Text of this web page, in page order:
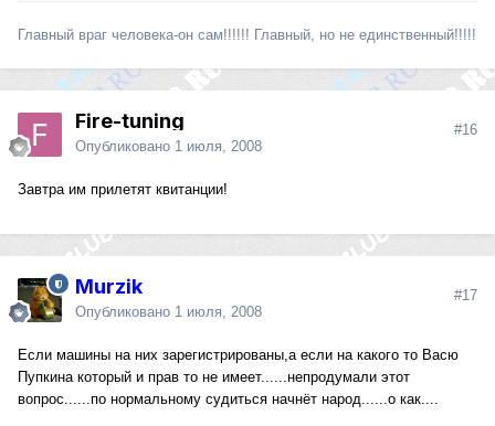
Главный враг человека-он сам!!!!!! Главный, но не единственный!!!!!
Fire-tuning
Опубликовано 1 июля, 2008
#16
Завтра им прилетят квитанции!
Murzik
Опубликовано 1 июля, 2008
#17
Если машины на них зарегистрированы,а если на какого то Васю
Пупкина который и прав то не имеет......непродумали этот
вопрос......по нормальному судиться начнёт народ......о как....